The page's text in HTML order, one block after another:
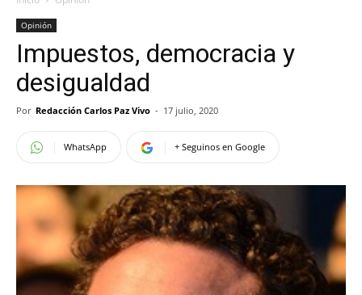
Opinión
Impuestos, democracia y
desigualdad
Por Redacción Carlos Paz Vivo - 17 julio, 2020
WhatsApp + Seguinos en Google